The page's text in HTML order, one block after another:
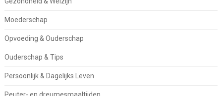
Moederschap
Opvoeding & Ouderschap
Ouderschap & Tips
Persoonlijk & Dagelijks Leven